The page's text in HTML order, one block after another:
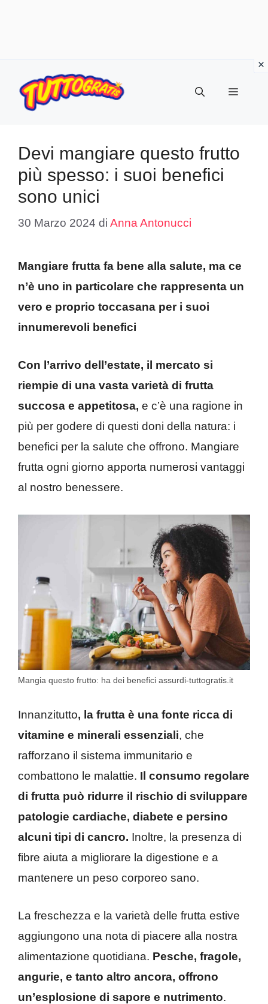
contenuto
Menu
Devi mangiare questo frutto
più spesso: i suoi benefici
sono unici
30 Marzo 2024 di Anna Antonucci
Mangiare frutta fa bene alla salute, ma ce
n’è uno in particolare che rappresenta un
vero e proprio toccasana per i suoi
innumerevoli benefici
Con l’arrivo dell’estate, il mercato si
riempie di una vasta varietà di frutta
succosa e appetitosa, e c’è una ragione in
più per godere di questi doni della natura: i
benefici per la salute che offrono. Mangiare
frutta ogni giorno apporta numerosi vantaggi
al nostro benessere.
Mangia questo frutto: ha dei benefici assurdi-tuttogratis.it
Innanzitutto, la frutta è una fonte ricca di
vitamine e minerali essenziali, che
rafforzano il sistema immunitario e
combattono le malattie. Il consumo regolare
di frutta può ridurre il rischio di sviluppare
patologie cardiache, diabete e persino
alcuni tipi di cancro. Inoltre, la presenza di
fibre aiuta a migliorare la digestione e a
mantenere un peso corporeo sano.
La freschezza e la varietà delle frutta estive
aggiungono una nota di piacere alla nostra
alimentazione quotidiana. Pesche, fragole,
angurie, e tanto altro ancora, offrono
un’esplosione di sapore e nutrimento.